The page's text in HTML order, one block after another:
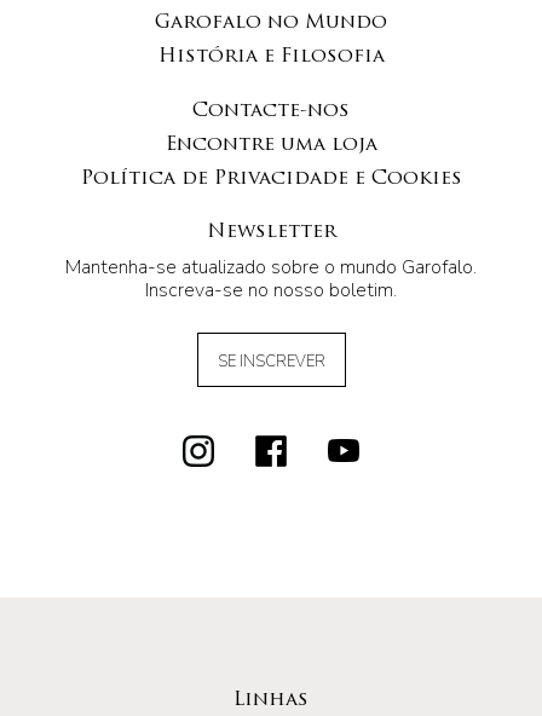
Garofalo no Mundo
História e Filosofia
Contacte-nos
Encontre uma loja
Política de Privacidade e Cookies
Newsletter
Mantenha-se atualizado sobre o mundo Garofalo.
Inscreva-se no nosso boletim.
SE INSCREVER
Linhas